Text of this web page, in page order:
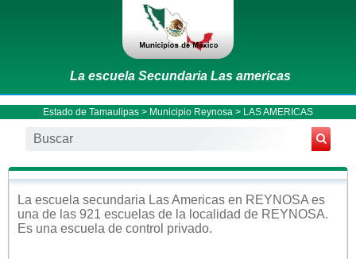
La escuela Secundaria Las americas
Estado de Tamaulipas > Municipio Reynosa > LAS AMERICAS
La escuela secundaria Las Americas en REYNOSA es
una de las 921 escuelas de la localidad de REYNOSA.
Es una escuela de control privado.